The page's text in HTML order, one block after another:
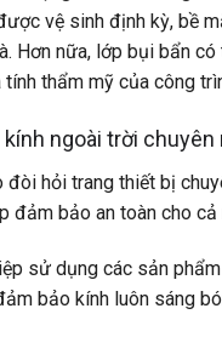
vệ sinh định kỳ, bề
Hơn nữa, lớp bụi bẩn
thẩm mỹ của công
ngoài trời chuyên
hỏi trang thiết bị
đảm bảo an toàn cho
sử dụng các sản
bảo kính luôn sáng